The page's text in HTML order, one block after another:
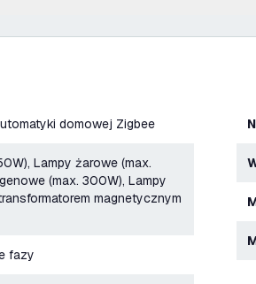
domowej Zigbee
Lampy żarowe (max.
(max. 300W), Lampy
magnetycznym
fazy